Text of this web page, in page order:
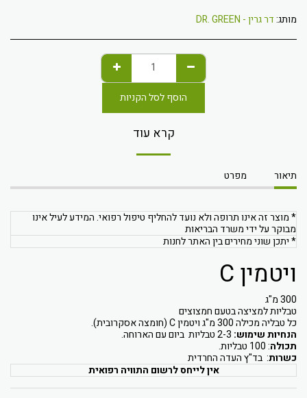
מותג:דר גרין - DR. GREEN
הוסף לסל הקניות
קרא עוד
תיאור מפרט
* מוצר זה אינו תרופה ולא נועד להחליף טיפול רפואי. המידע לעיל אינו
מבוקר על ידי משרד הבריאות
* יתכן שוני מחירים בין האתר לחנות
ויטמין C
300 מ"ג
טבליות למציצה בטעם חמצוצים
כל טבליה מכילה 300 מ"ג ויטמין C (חומצה אסקרובית).
הנחיות שימוש:
תכולה: 100 טבליות.
כשרות: בד"ץ העדה החרדית
אין לייחס לרשום התוויה רפואית